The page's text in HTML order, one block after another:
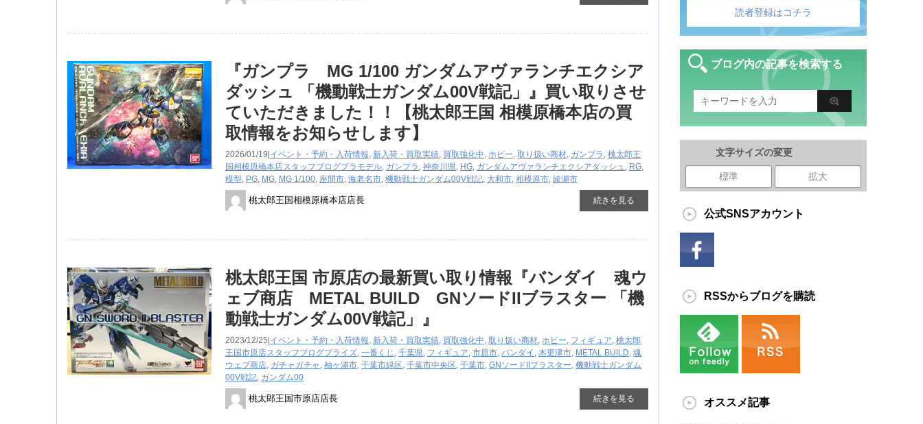
『ガンプラ MG ​1/100 ​ガンダムアヴァランチエクシア
ダッシュ 「機動戦士ガンダム00V戦記」』買い取りさせ
ていただきました！！【桃太郎王国 相模原橋本店の買
取情報をお知らせします】
2026/01/19| イベント・予約・入荷情報, 新入荷・買取実績, 買取強化中, ホビー, 取り扱い商材, ガンプラ , 桃太郎王
国相模原橋本店スタッフブログプラモデル, ガンプラ , 神奈川県, HG, ガンダムアヴァランチエクシアダッシュ, RG,
模型, PG, MG, MG ​1/100, 座間市, 海老名市, 機動戦士ガンダム00V戦記, 大和市, 相模原市, 綾瀬市
桃太郎王国相模原橋本店店長 続きを見る
桃太郎王国 市原店の最新買い取り情報『バンダイ 魂ウ
ェブ商店 METAL BUILD GNソードIIブラスター 「機
動戦士ガンダム00V戦記」』
2023/12/25| イベント・予約・入荷情報, 新入荷・買取実績, 買取強化中, 取り扱い商材, ホビー, フィギュア, 桃太郎
王国市原店スタッフブログプライズ, 一番くじ , 千葉県, フィギュア, 市原市, バンダイ , 木更津市, METAL BUILD, 魂
ウェブ商店, ガチャガチャ , 袖ヶ浦市, 千葉市緑区, 千葉市中央区, 千葉市, GNソードIIブラスター, 機動戦士ガンダム
00V戦記, ガンダム00
桃太郎王国市原店店長 続きを見る
読者登録はコチラ
ブログ内の記事を検索する
文字サイズの変更
標準 拡大
公式SNSアカウント
RSSからブログを購読
オススメ記事